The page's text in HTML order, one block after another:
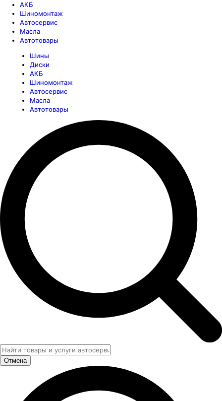
АКБ
Шиномонтаж
Автосервис
Масла
Автотовары
Шины
Диски
АКБ
Шиномонтаж
Автосервис
Масла
Автотовары
Отмена